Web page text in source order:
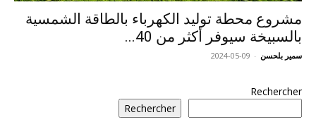
مشروع محطة توليد الكهرباء بالطاقة الشمسية
بالسبيخة سيوفر أكثر من 40...
سمير بلحسن -
2024-05-09
Rechercher
Rechercher